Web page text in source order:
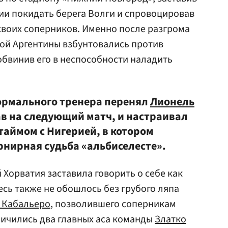
покидать берега Волги и спровоцировав
соперников. Именно после разгрома
Аргентины взбунтовались против
его в неспособности наладить
тренера перенялЛионель
на следующий матч, и настраивал
с Нигерией, в котором
судьба «альбиселесте».
заставила говорить о себе как
также не обошлось без грубого ляпа
, позволившего соперникам
два главных аса командыЗлатко